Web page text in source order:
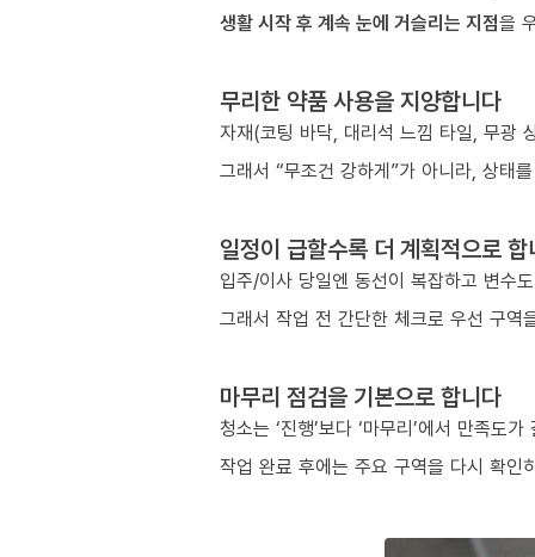
생활 시작 후 계속 눈에 거슬리는 지점을
무리한 약품 사용을 지양합니다
자재(코팅 바닥, 대리석 느낌 타일, 무광
그래서 “무조건 강하게”가 아니라, 상태
일정이 급할수록 더 계획적으로 합
입주/이사 당일엔 동선이 복잡하고 변수
그래서 작업 전 간단한 체크로 우선 구역
마무리 점검을 기본으로 합니다
청소는 ‘진행’보다 ‘마무리’에서 만족도가
작업 완료 후에는 주요 구역을 다시 확인